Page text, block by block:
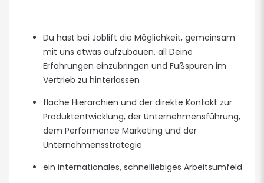
Du hast bei Joblift die Möglichkeit, gemeinsam
mit uns etwas aufzubauen, all Deine
Erfahrungen einzubringen und Fußspuren im
Vertrieb zu hinterlassen
flache Hierarchien und der direkte Kontakt zur
Produktentwicklung, der Unternehmensführung,
dem Performance Marketing und der
Unternehmensstrategie
ein internationales, schnelllebiges Arbeitsumfeld